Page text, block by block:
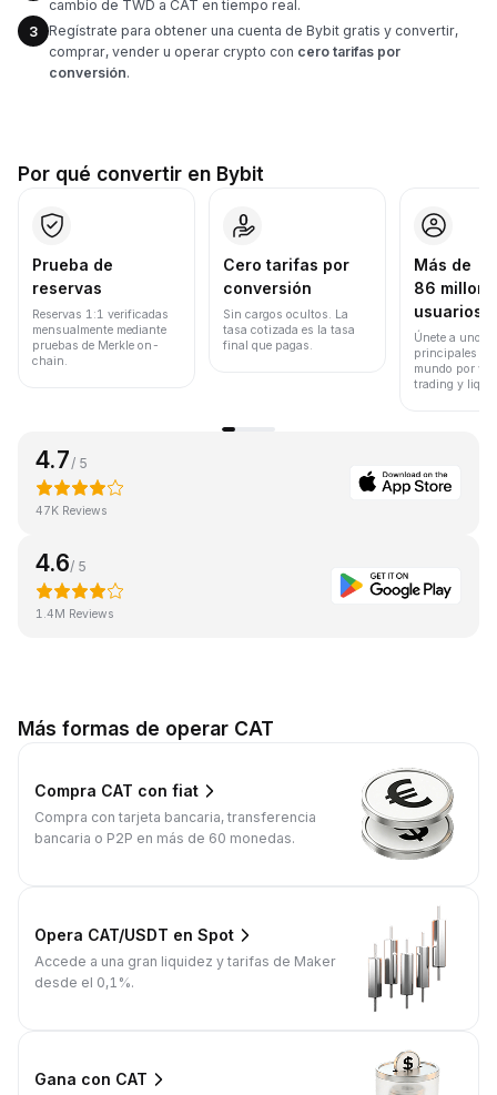
cambio de TWD a CAT en tiempo real.
3
Regístrate para obtener una cuenta de Bybit gratis y convertir,
comprar, vender u operar crypto con cero tarifas por
conversión.
Por qué convertir en Bybit
Prueba de
reservas
Reservas 1:1 verificadas
mensualmente mediante
pruebas de Merkle on-
chain.
Cero tarifas por
conversión
Sin cargos ocultos. La
tasa cotizada es la tasa
final que pagas.
Más de
86
usuarios
Únete a uno
principales
mundo por
trading y
4.7 / 5
47K Reviews
4.6/ 5
1.4M Reviews
Más formas de operar CAT
Compra CAT con fiat
Compra con tarjeta bancaria, transferencia
bancaria o P2P en más de 60 monedas.
Opera CAT/USDT en Spot
Accede a una gran liquidez y tarifas de Maker
desde el 0,1%.
Gana con CAT